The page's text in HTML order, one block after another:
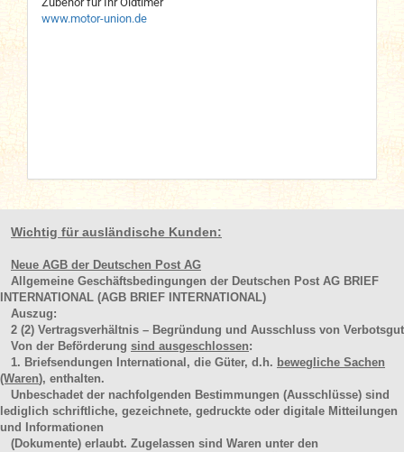
www.motor-union.de
Wichtig für ausländische Kunden:
Neue AGB der Deutschen Post AG
Allgemeine Geschäftsbedingungen der Deutschen Post AG BRIEF
INTERNATIONAL (AGB BRIEF INTERNATIONAL)
Auszug:
2 (2) Vertragsverhältnis – Begründung und Ausschluss von Verbotsgut
Von der Beförderung sind ausgeschlossen:
1. Briefsendungen International, die Güter, d.h. bewegliche Sachen
(Waren), enthalten.
Unbeschadet der nachfolgenden Bestimmungen (Ausschlüsse) sind
lediglich schriftliche, gezeichnete, gedruckte oder digitale Mitteilungen
und Informationen
(Dokumente) erlaubt. Zugelassen sind Waren unter den